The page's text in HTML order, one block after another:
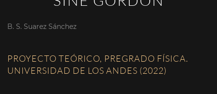
B. S. Suarez Sánchez
PROYECTO TEÓRICO, PREGRADO FÍSICA.
UNIVERSIDAD DE LOS ANDES (2022)